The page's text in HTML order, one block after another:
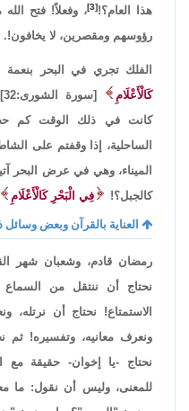
هذا العام؟![3]
، وفعلاً! فتح
رؤوسهم ومقصرين، لا يخافون!.
الفلك تجري في البحر بنعمة
كَالْأَعْلَامِ
كانت في ذلك الوقت كم
الساحلية، إذا وقفتم على
الميناء، وهي في عرض البحر
كالجبل؟!
فِي الْبَحْرِ كَالْأَعْلَامِ
العناية بالقرآن وبعض وسائل
رمضان قادم، وشعبان شهر
نحتاج أن ننتقل من السماع
الاستمتاع! نحتاج أن نرتله،
ونعرف معانيه، وتفسيره! ثم
نحتاج -يا إخوان- حقيقة مع
للمعنى، وليس أن نقول: ما